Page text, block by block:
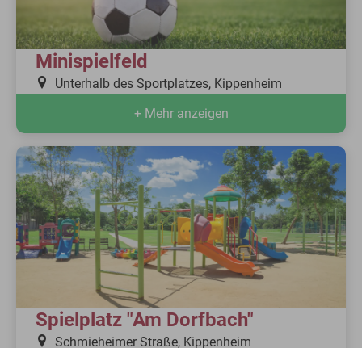
Minispielfeld
Unterhalb des Sportplatzes, Kippenheim
+ Mehr anzeigen
Spielplatz "Am Dorfbach"
Schmieheimer Straße, Kippenheim